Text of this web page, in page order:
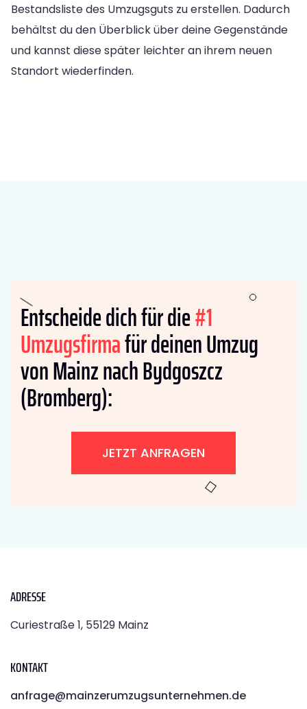
Bestandsliste des Umzugsguts zu erstellen. Dadurch
behältst du den Überblick über deine Gegenstände
und kannst diese später leichter an ihrem neuen
Standort wiederfinden.
Entscheide dich für die#1
Umzugsfirmafür deinen Umzug
von Mainz nach Bydgoszcz
(Bromberg):
JETZT ANFRAGEN
ADRESSE
Curiestraße 1, 55129 Mainz
KONTAKT
anfrage@mainzerumzugsunternehmen.de